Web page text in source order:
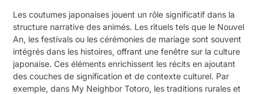
Les coutumes japonaises jouent un rôle significatif dans la
structure narrative des animés. Les rituels tels que le Nouvel
An, les festivals ou les cérémonies de mariage sont souvent
intégrés dans les histoires, offrant une fenêtre sur la culture
japonaise. Ces éléments enrichissent les récits en ajoutant
des couches de signification et de contexte culturel. Par
exemple, dans My Neighbor Totoro, les traditions rurales et